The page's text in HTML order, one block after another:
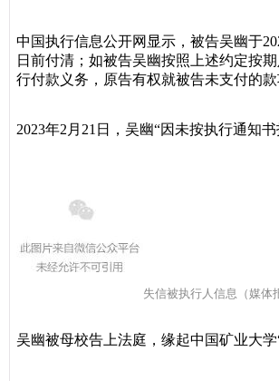
中国执行信息公开网显示，被告吴幽于
日前付清；如被告吴幽按照上述约定按
行付款义务，原告有权就被告未支付的
2023年2月21日，吴幽“因未按执行通知
失信被执行人信息（媒体
吴幽被母校告上法庭，缘起中国矿业大学